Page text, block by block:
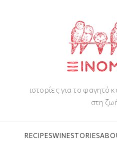
ιστορίες για το φαγητό
στη
RECIPESWINESTORIES